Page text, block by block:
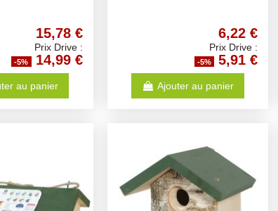
15,78 €
Prix Drive :
-5% 14,99 €
au panier
6,22 €
Prix Drive :
-5% 5,91 €
Ajouter au panier